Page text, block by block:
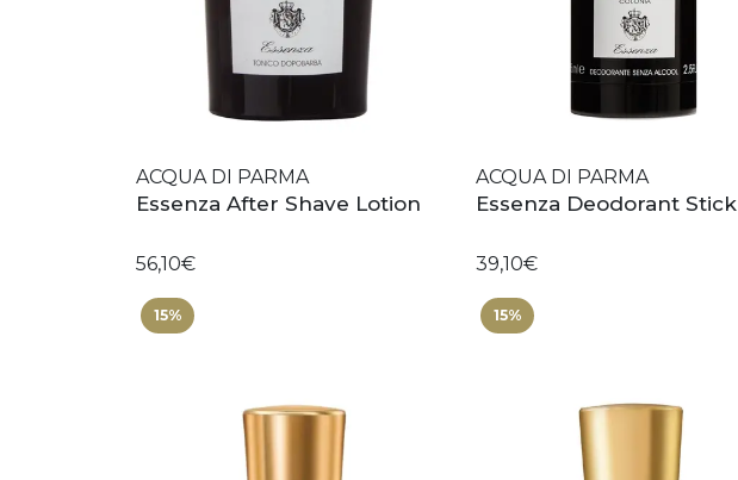
ACQUA DI PARMA
Essenza After Shave Lotion
56,10€
ACQUA DI PARMA
Essenza Deodorant Stick
39,10€
15% 15%